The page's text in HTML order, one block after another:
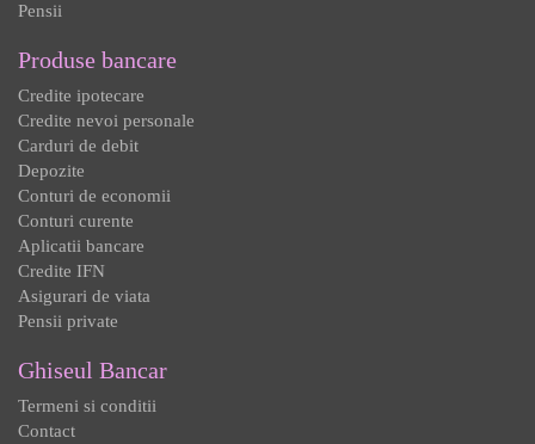
Pensii
Produse bancare
Credite ipotecare
Credite nevoi personale
Carduri de debit
Depozite
Conturi de economii
Conturi curente
Aplicatii bancare
Credite IFN
Asigurari de viata
Pensii private
Ghiseul Bancar
Termeni si conditii
Contact